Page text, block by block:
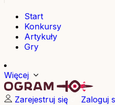
Start
Konkursy
Artykuły
Gry
Więcej
Zarejestruj się Zaloguj